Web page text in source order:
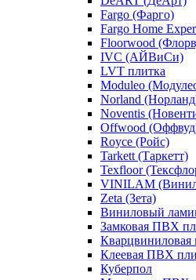
Fargo (Фарго)
Fargo Home
Floorwood
IVC (АЙВиСи)
LVT плитка
Moduleo
Norland
Noventis
Offwood
Royce (Ройс)
Tarkett (Таркетт)
Texfloor
VINILAM
Zeta (Зета)
Виниловый
Замковая ПВХ
Кварцвиниловая
Клеевая ПВХ
Куберпол